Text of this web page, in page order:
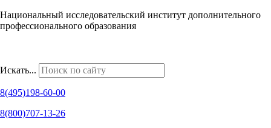
Национальный исследовательский институт дополнительного
профессионального образования
Искать...
8(495)198-60-00
8(800)707-13-26